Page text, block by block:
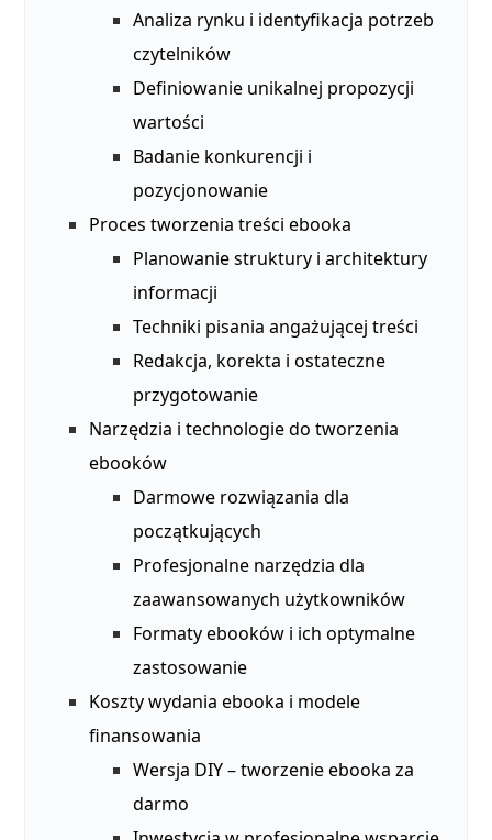
Analiza rynku i identyfikacja potrzeb
czytelników
Definiowanie unikalnej propozycji
wartości
Badanie konkurencji i
pozycjonowanie
Proces tworzenia treści ebooka
Planowanie struktury i architektury
informacji
Techniki pisania angażującej treści
Redakcja, korekta i ostateczne
przygotowanie
Narzędzia i technologie do tworzenia
ebooków
Darmowe rozwiązania dla
początkujących
Profesjonalne narzędzia dla
zaawansowanych użytkowników
Formaty ebooków i ich optymalne
zastosowanie
Koszty wydania ebooka i modele
finansowania
Wersja DIY – tworzenie ebooka za
darmo